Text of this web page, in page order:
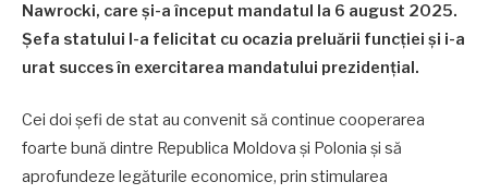
Nawrocki, care și-a început mandatul la 6 august 2025.
Șefa statului l-a felicitat cu ocazia preluării funcției și i-a
urat succes în exercitarea mandatului prezidențial.
Cei doi șefi de stat au convenit să continue cooperarea
foarte bună dintre Republica Moldova și Polonia și să
aprofundeze legăturile economice, prin stimularea